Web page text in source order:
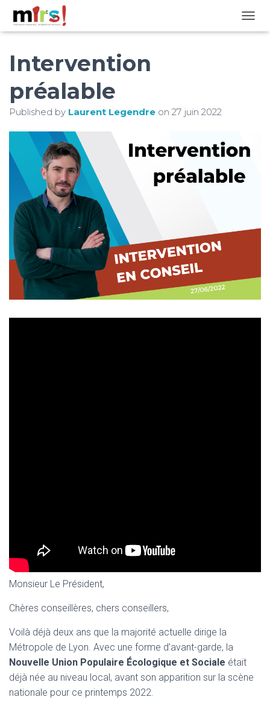
Intervention
préalable
Published by Laurent Legendre on 27 juin 2022
Monsieur Le Président,
Chères conseillères, chers conseillers,
Voilà déjà deux ans que la majorité actuelle dirige la
Métropole de Lyon. Avec une forme d’avant-garde, la
Nouvelle Union Populaire Écologique et Sociale était
déjà née au niveau local, avant son apparition sur la scène
nationale pour ce printemps 2022.